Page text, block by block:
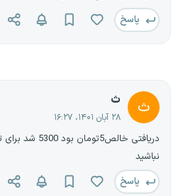
پاسخ
ث ث
۲۸ آبان ۱۴۰۱، ۱۶:۲۷
دریافتی
نباشید
پاسخ